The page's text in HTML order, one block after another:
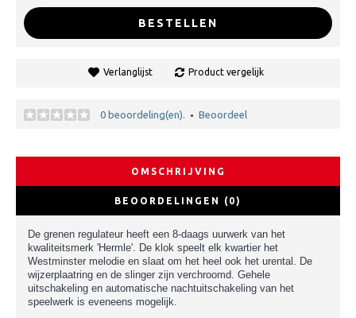
BESTELLEN
Verlanglijst Product vergelijk
0 beoordeling(en). • Beoordeel
OMSCHRIJVING
BEOORDELINGEN (0)
De grenen regulateur heeft een 8-daags uurwerk van het
kwaliteitsmerk 'Hermle'. De klok speelt elk kwartier het
Westminster melodie en slaat om het heel ook het urental. De
wijzerplaatring en de slinger zijn verchroomd. Gehele
uitschakeling en automatische nachtuitschakeling van het
speelwerk is eveneens mogelijk.